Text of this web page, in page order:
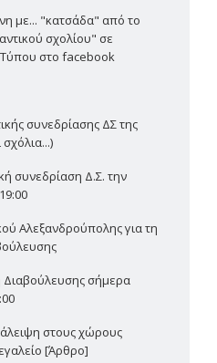
με... "κατσάδα" από το
σχολίου" σε
στο facebook
συνεδρίασης ΔΣ της
συνεδρίαση Δ.Σ. την
Αλεξανδρούπολης για τη
σήμερα
στους χώρους
[Άρθρο]